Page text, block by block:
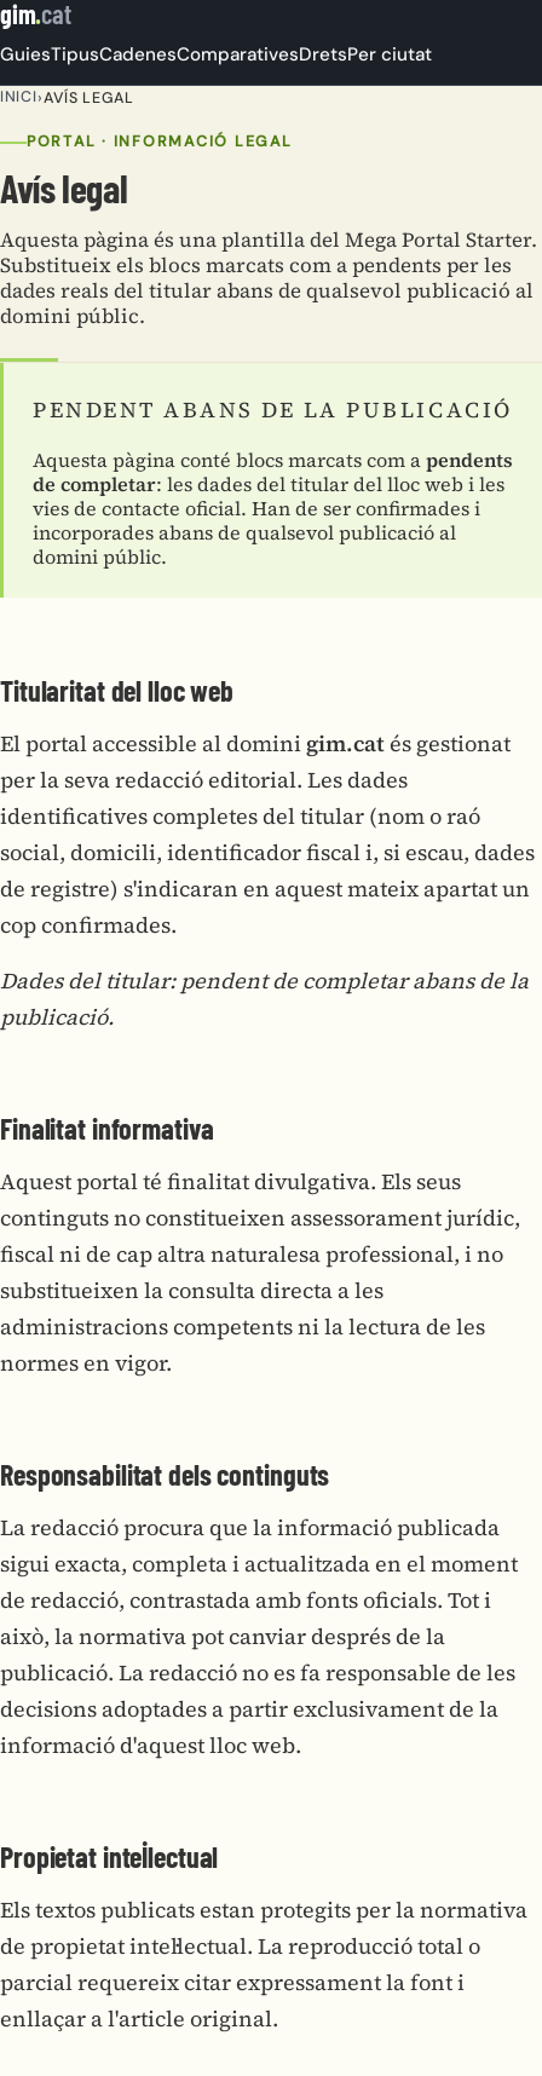
gim.cat
GuiesTipusCadenesComparativesDretsPer ciutat
INICI›AVÍS LEGAL
PORTAL · INFORMACIÓ LEGAL
Avís legal
Aquesta pàgina és una plantilla del Mega Portal Starter.
Substitueix els blocs marcats com a pendents per les
dades reals del titular abans de qualsevol publicació al
domini públic.
PENDENT ABANS DE LA PUBLICACIÓ
Aquesta pàgina conté blocs marcats com apendents
de completar: les dades del titular del lloc web i les
vies de contacte oficial. Han de ser confirmades i
incorporades abans de qualsevol publicació al
domini públic.
Titularitat del lloc web
El portal accessible al domini gim.catés gestionat
per la seva redacció editorial. Les dades
identificatives completes del titular (nom o raó
social, domicili, identificador fiscal i, si escau, dades
de registre) s'indicaran en aquest mateix apartat un
cop confirmades.
Dades del titular: pendent de completar abans de la
publicació.
Finalitat informativa
Aquest portal té finalitat divulgativa. Els seus
continguts no constitueixen assessorament jurídic,
fiscal ni de cap altra naturalesa professional, i no
substitueixen la consulta directa a les
administracions competents ni la lectura de les
normes en vigor.
Responsabilitat dels continguts
La redacció procura que la informació publicada
sigui exacta, completa i actualitzada en el moment
de redacció, contrastada amb fonts oficials. Tot i
això, la normativa pot canviar després de la
publicació. La redacció no es fa responsable de les
decisions adoptades a partir exclusivament de la
informació d'aquest lloc web.
Propietat intel·lectual
Els textos publicats estan protegits per la normativa
de propietat intel·lectual. La reproducció total o
parcial requereix citar expressament la font i
enllaçar a l'article original.